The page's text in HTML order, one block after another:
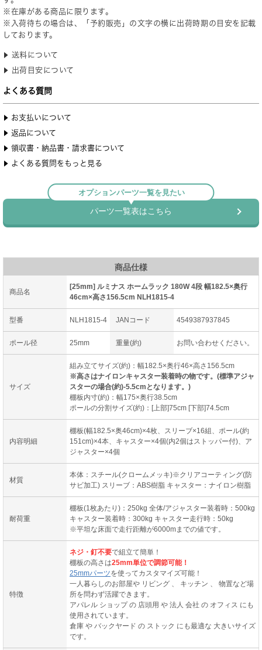
商品仕様
商品名
[25mm] ルミナス ホームラック 180W 4段 幅182.5×奥行
46cm×高さ156.5cm NLH1815-4
型番 NLH1815-4 JANコード 4549387937845
ポール径 25mm 重量(約) お問い合わせください。
サイズ
組み立てサイズ(約)：幅182.5×奥行46×高さ156.5cm
※高さはナイロンキャスター装着時の物です。(標準アジャ
スターの場合(約)-5.5cmとなります。)
棚板内寸(約)：幅175×奥行38.5cm
ポールの分割サイズ(約)：[上部]75cm [下部]74.5cm
内容明細
棚板(幅182.5×奥46cm)×4枚、スリーブ×16組、ポール(約
151cm)×4本、キャスター×4個(内2個はストッパー付)、ア
ジャスター×4個
材質
本体：スチール(クロームメッキ)※クリアコーティング(防
サビ加工) スリーブ：ABS樹脂 キャスター：ナイロン樹脂
耐荷重
棚板(1枚あたり)：250kg 全体/アジャスター装着時：500kg
キャスター装着時：300kg キャスター走行時：50kg
※平坦な床面で走行距離が6000mまでの値です。
特徴
ネジ・釘不要で組立て簡単！
棚板の高さは25mm単位で調節可能！
25mmパーツを使ってカスタマイズ可能！
一人暮らしのお部屋や リビング 、 キッチン 、 物置など場
所を問わず活躍できます。
アパレル ショップ の 店頭用 や 法人 会社 の オフィス にも
使用されています。
倉庫 や バックヤード の ストック にも最適な 大きいサイズ
です。